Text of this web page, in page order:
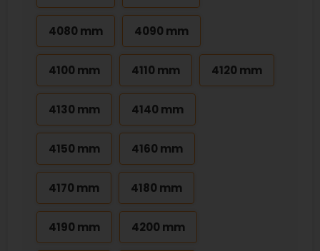
4080 mm 4090 mm
4100 mm 4110 mm 4120 mm
4130 mm 4140 mm
4150 mm 4160 mm
4170 mm 4180 mm
4190 mm 4200 mm